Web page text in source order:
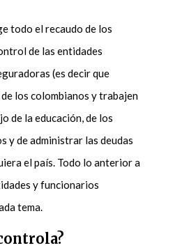
todo el recaudo de los
de las entidades
(es decir que
los colombianos y trabajen
de la educación, de los
y de administrar las deudas
el país. Todo lo anterior a
y funcionarios
tema.